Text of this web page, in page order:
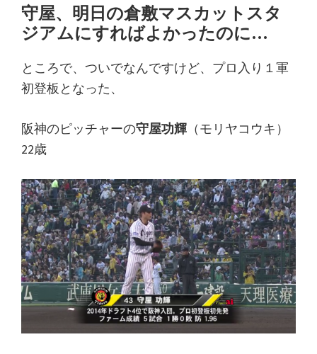
守屋、明日の倉敷マスカットスタ
ジアムにすればよかったのに…
ところで、ついでなんですけど、プロ入り１軍
初登板となった、
阪神のピッチャーの守屋功輝 （モリヤコウキ）
22歳